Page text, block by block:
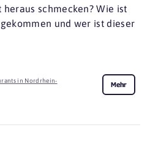
schmecken? Wie ist
und wer ist dieser
in Nordrhein-
Mehr